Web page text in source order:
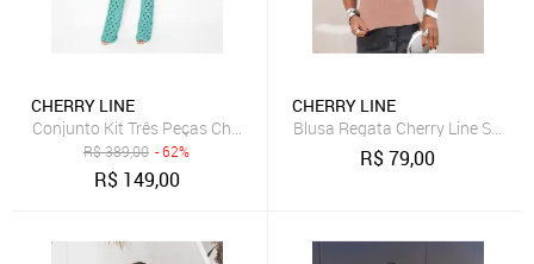
CHERRY LINE
Conjunto Kit Três Peças Cherry Line Top Faixa Cropped Calça
R$389,00 - 62%
R$ 149,00
CHERRY LINE
Blusa Regata Cherry Line Sem
R$79,00